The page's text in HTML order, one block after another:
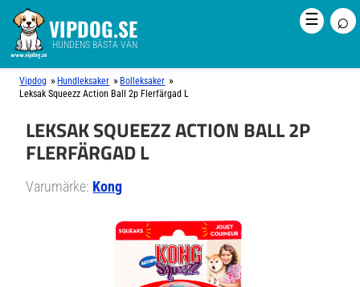
VIPDOG.SE
HUNDENS BÄSTA VÄN
☰ ⌕
Vipdog » Hundleksaker » Bolleksaker »
Leksak Squeezz Action Ball 2p Flerfärgad L
LEKSAK SQUEEZZ ACTION BALL 2P
FLERFÄRGAD L
Varumärke: Kong